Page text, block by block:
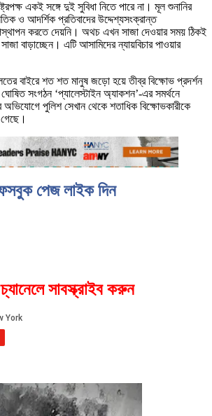
একই সঙ্গে দুই সুবিধা নিতে পারে না। মূল শুনানির
ও আদর্শিক প্রতিবাদের উদ্দেশ্যসংক্রান্ত
করতে দেয়নি। অথচ এখন সাজা দেওয়ার সময় ঠিকই
বাড়াচ্ছেন। এটি আসামিদের ন্যায়বিচার পাওয়ার
বাইরে শত শত মানুষ জড়ো হয়ে তীব্র বিক্ষোভ প্রদর্শন
সংগঠন ‘প্যালেস্টাইন অ্যাকশন’-এর সমর্থনে
অভিযোগে পুলিশ সেখান থেকে শতাধিক বিক্ষোভকারীকে
পেজ লাইক দিন
সাবস্ক্রাইব করুন